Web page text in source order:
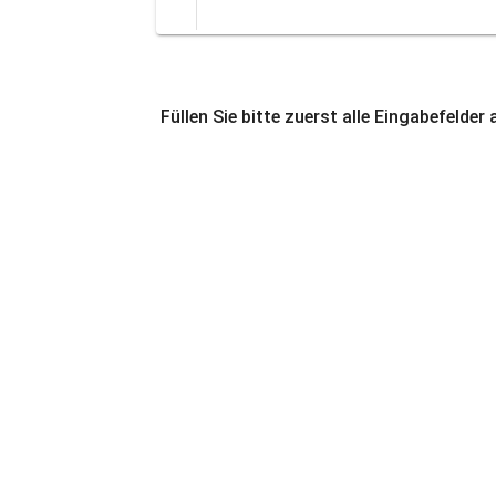
Füllen Sie bitte zuerst alle Eingabefelder